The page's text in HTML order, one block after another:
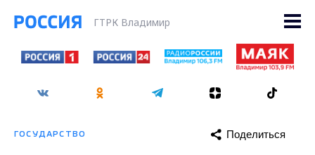
ГТРК Владимир
ГОСУДАРСТВО Поделиться